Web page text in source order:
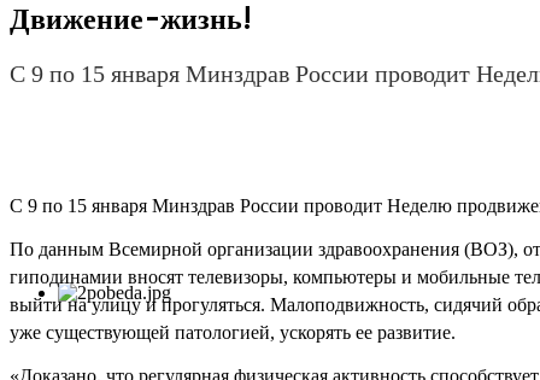
Движение-жизнь!
С 9 по 15 января Минздрав России проводит
С 9 по 15 января Минздрав России проводит Неделю
По данным Всемирной организации здравоохранения (ВОЗ),
гиподинамии вносят телевизоры, компьютеры и мобильные
выйти на улицу и прогуляться. Малоподвижность, сидячий
уже существующей патологией, ускорять ее развитие.